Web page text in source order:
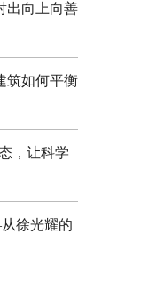
出向上向善
筑如何平衡
，让科学
徐光耀的